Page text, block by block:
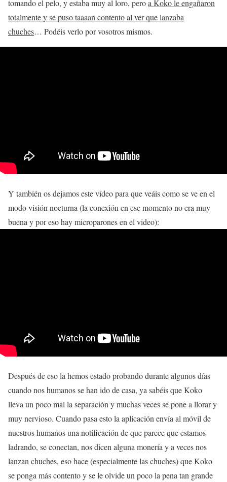
tomando el pelo, y estaba muy al loro, peroa Koko le engañaron
totalmente y se puso taaaan contento al ver que lanzaba
chuches… Podéis verlo por vosotros mismos.
Y también os dejamos este vídeo para que veáis como se ve en el
modo visión nocturna (la conexión en ese momento no era muy
buena y por eso hay microparones en el video):
Después de eso la hemos estado probando durante algunos días
cuando nos humanos se han ido de casa, ya sabéis que Koko
lleva un poco mal la separación y muchas veces se pone a llorar y
muy nervioso. Cuando pasa esto la aplicación envía al móvil de
nuestros humanos una notificación de que parece que estamos
ladrando, se conectan, nos dicen alguna monería y a veces nos
lanzan chuches, eso hace (especialmente las chuches) que Koko
se ponga más contento y se le olvide un poco la pena tan grande